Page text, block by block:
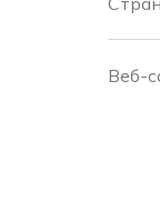
Веб-